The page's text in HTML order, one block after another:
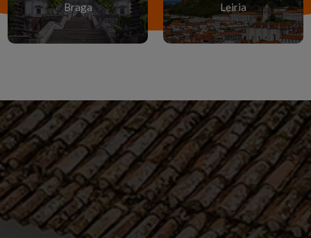
Braga Leiria